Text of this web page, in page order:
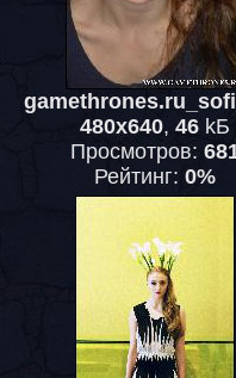
480x640, 46kБ
Просмотров:
Рейтинг: 0%